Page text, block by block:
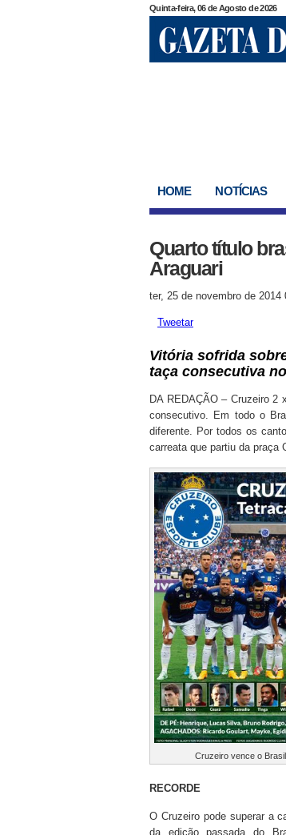
Quinta-feira, 06 de Agosto de 2026
HOME NOTÍCIAS
Quarto título
Araguari
ter, 25 de novembro de 2014
Tweetar
Vitória sofrida
taça consecutiva
DA REDAÇÃO – Cruzeiro
consecutivo. Em todo o
diferente. Por todos os
carreata que partiu da praça
Cruzeiro vence o
RECORDE
O Cruzeiro pode superar a
da edição passada do